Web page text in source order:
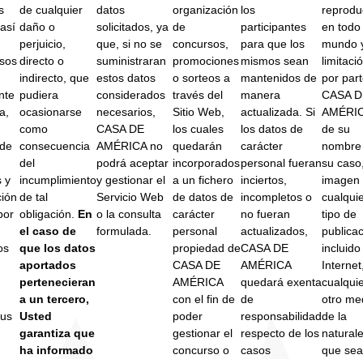
y
de cualquier
daño o
perjuicio,
directo o
indirecto, que
pudiera
ocasionarse
como
consecuencia
del
incumplimiento
de tal
obligación. En
el caso de
que los datos
aportados
pertenecieran
a un tercero,
Usted
garantiza que
ha informado
datos
solicitados, ya
que, si no se
suministraran
estos datos
considerados
necesarios,
CASA DE
AMÉRICA no
podrá aceptar
y gestionar el
Servicio Web
o la consulta
formulada.
organización
de
concursos,
promociones
o sorteos a
través del
Sitio Web,
los cuales
quedarán
incorporados
a un fichero
de datos de
carácter
personal
propiedad de
CASA DE
AMÉRICA
con el fin de
poder
gestionar el
concurso o
los
participantes
para que los
mismos sean
mantenidos de
manera
actualizada. Si
los datos de
carácter
personal fueran
inciertos,
incompletos o
no fueran
actualizados,
CASA DE
AMÉRICA
quedará exenta
de
responsabilidad
respecto de los
casos
en todo
mundo
por
CASA
de su
su
imagen
tipo de
incluido
otro
de la
que